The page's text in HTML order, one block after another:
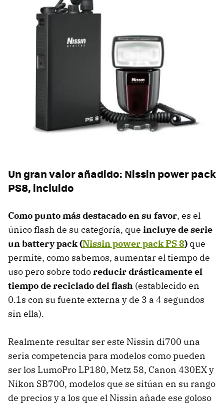
Un gran valor añadido: Nissin power pack
PS8, incluido
Como punto más destacado en su favor, es el
único flash de su categoría, que incluye de serie
un battery pack (Nissin power pack PS 8) que
permite, como sabemos, aumentar el tiempo de
uso pero sobre todoreducir drásticamente el
tiempo de reciclado del flash (establecido en
0.1s con su fuente externa y de 3 a 4 segundos
sin ella).
Realmente resultar ser este Nissin di700 una
seria competencia para modelos como pueden
ser los LumoPro LP180, Metz 58, Canon 430EX y
Nikon SB700, modelos que se sitúan en su rango
de precios y a los que el Nissin añade ese goloso